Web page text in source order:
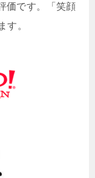
価です。「笑顔
す。